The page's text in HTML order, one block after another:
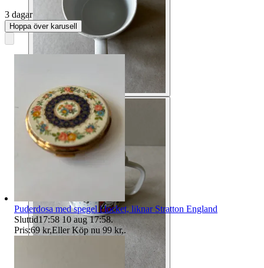
3 dagar
Hoppa över karusell
Puderdosa med spegel i locket, liknar Stratton England
Sluttid17:58 10 aug 17:58.
Pris:69 kr,Eller Köp nu 99 kr,.